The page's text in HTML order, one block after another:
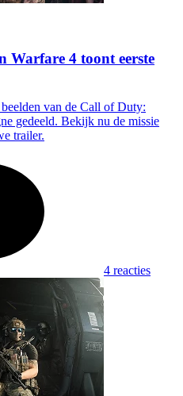
Warfare 4 toont eerste
van de Call of Duty:
gedeeld. Bekijk nu de missie
trailer.
4 reacties